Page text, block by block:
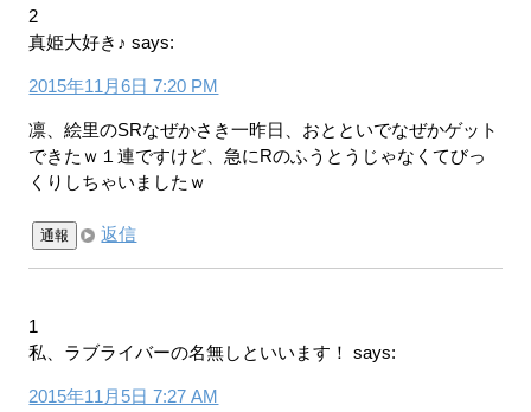
2
真姫大好き♪ says:
2015年11月6日 7:20 PM
凛、絵里のSRなぜかさき一昨日、おとといでなぜかゲット
できたｗ１連ですけど、急にRのふうとうじゃなくてびっ
くりしちゃいましたｗ
通報 返信
1
私、ラブライバーの名無しといいます！
says:
2015年11月5日 7:27 AM